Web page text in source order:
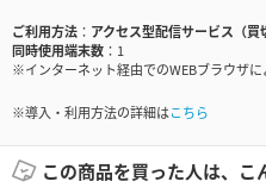
ご利用方法
アクセス型配信サービス（買
同時使用端末数
1
※インターネット経由でのWEBブラウザに
※導入・利用方法の詳細はこちら
この商品を買った人は、こ